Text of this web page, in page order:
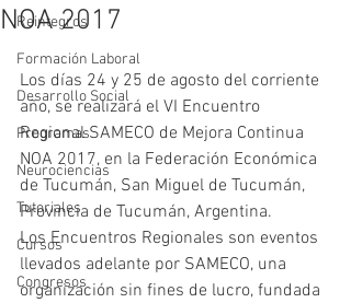
Reintegros
Formación Laboral
Desarrollo Social
Programas
Neurociencias
Tutoriales
Cursos
Congresos
NOA 2017
Los días 24 y 25 de agosto del corriente
año, se realizará el VI Encuentro
Regional SAMECO de Mejora Continua
NOA 2017, en la Federación Económica
de Tucumán, San Miguel de Tucumán,
Provincia de Tucumán, Argentina.
Los Encuentros Regionales son eventos
llevados adelante por SAMECO, una
organización sin fines de lucro, fundada